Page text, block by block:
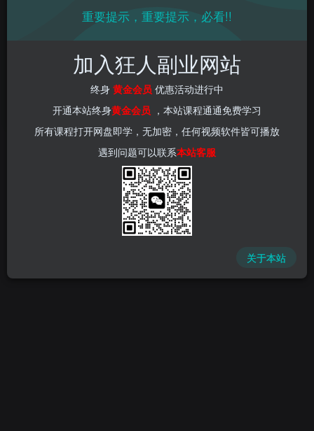
（8181期）微信躺着赚钱，几
步操作，微信挂机单机200-
300一天，不死号，风险小
创业项目 网赚项目 新媒体项目
2年前 3
重要提示，重要提示，必看!!
加入狂人副业网站
终身 黄金会员 优惠活动进行中
开通本站终身黄金会员 ，本站课程通通免费学习
所有课程打开网盘即学，无加密，任何视频软件皆可播放
遇到问题可以联系本站客服
关于本站